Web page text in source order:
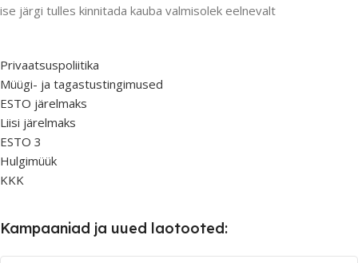
ise järgi tulles kinnitada kauba valmisolek eelnevalt
Privaatsuspoliitika
Müügi- ja tagastustingimused
ESTO järelmaks
Liisi järelmaks
ESTO 3
Hulgimüük
KKK
Kampaaniad ja uued laotooted: